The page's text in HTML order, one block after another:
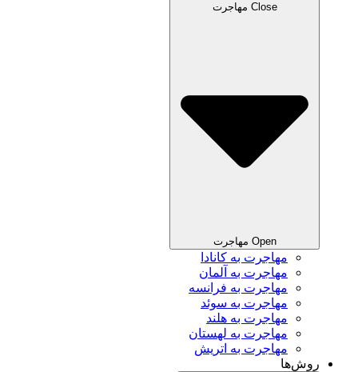
Close مهاجرت
Open مهاجرت
مهاجرت به کانادا
مهاجرت به آلمان
مهاجرت به فرانسه
مهاجرت به سوئد
مهاجرت به هلند
مهاجرت به لهستان
مهاجرت به اتریش
روش‌ها